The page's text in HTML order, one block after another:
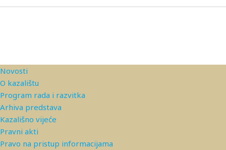
Novosti
O kazalištu
Program rada i razvitka
Arhiva predstava
Kazališno vijeće
Pravni akti
Pravo na pristup informacijama